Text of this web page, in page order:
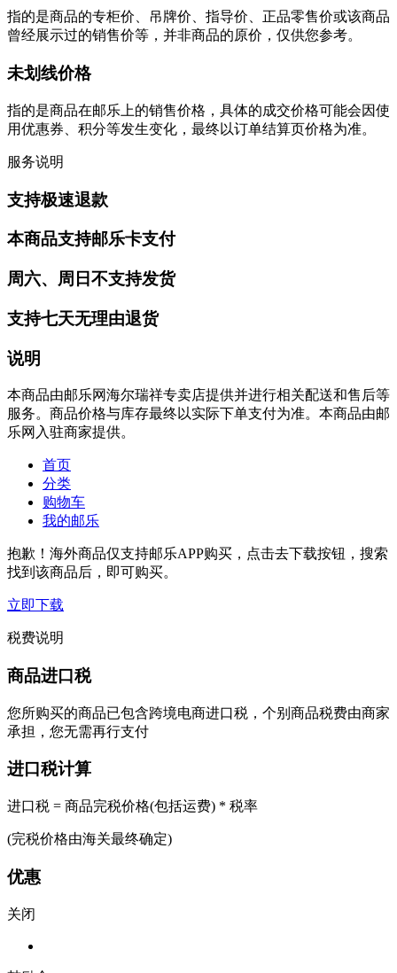
指的是商品的专柜价、吊牌价、指导价、正品零售价或该商品
曾经展示过的销售价等，并非商品的原价，仅供您参考。
未划线价格
指的是商品在邮乐上的销售价格，具体的成交价格可能会因使
用优惠券、积分等发生变化，最终以订单结算页价格为准。
服务说明
支持极速退款
本商品支持邮乐卡支付
周六、周日不支持发货
支持七天无理由退货
说明
本商品由邮乐网海尔瑞祥专卖店提供并进行相关配送和售后等
服务。商品价格与库存最终以实际下单支付为准。本商品由邮
乐网入驻商家提供。
首页
分类
购物车
我的邮乐
抱歉！海外商品仅支持邮乐APP购买，点击去下载按钮，搜索
找到该商品后，即可购买。
立即下载
税费说明
商品进口税
您所购买的商品已包含跨境电商进口税，个别商品税费由商家
承担，您无需再行支付
进口税计算
进口税 = 商品完税价格(包括运费) * 税率
(完税价格由海关最终确定)
优惠
关闭